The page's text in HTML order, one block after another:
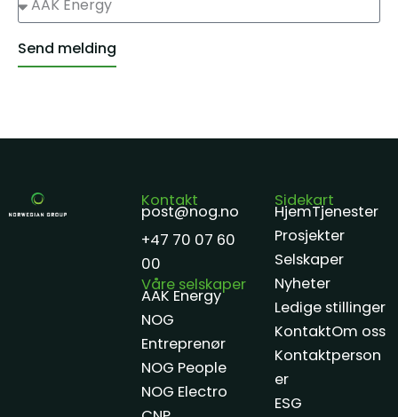
Send melding
Kontakt
post@nog.no
+47 70 07 60
00
Våre selskaper
AAK Energy
NOG
Entreprenør
NOG People
NOG Electro
Sidekart
HjemTjenester
Prosjekter
Selskaper
Nyheter
Ledige stillinger
KontaktOm oss
Kontaktperson
er
ESG